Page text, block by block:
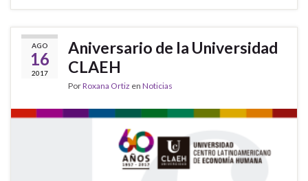
AGO
16
2017
Aniversario de la Universidad
CLAEH
PorRoxana Ortiz en Noticias